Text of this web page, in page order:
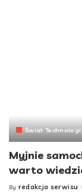
Świat
Myjnie
warto
Posted
By redakcja serwisu